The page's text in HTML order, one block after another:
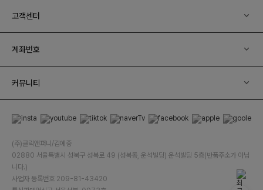
고객센터
계좌번호
커뮤니티
(주)클릭앤퍼니/김예중
02880 서울특별시 성북구 성북로 49 (성북동, 운석빌딩) 운석빌딩 5층(반품주소가 아닙
니다.)
사업자 등록번호 209-81-43420